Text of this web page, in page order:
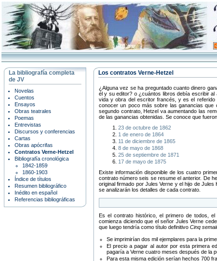
La bibliografía completa
de JV
Novelas
Cuentos
Ensayos
Obras teatrales
Poemas
Entrevistas
Discursos y conferencias
Cartas
Obras apócrifas
Contratos Verne-Hetzel
Bibliografía cronológica
1842-1859
1860-1903
Índice de títulos
Resumen bibliográfico
Inédito en español
Referencias bibliográficas
Los contratos Verne-Hetzel
¿Alguna vez se ha preguntado cuanto dinero
él y su editor? o ¿cuántos libros debía escribir
vida y obra del escritor francés, y es el
conocer un poco más sobre las ganancias
segundo contrato, Hetzel va aumentando las
de las ganancias obtenidas. Se conoce que
23 de octubre de 1862
1 de enero de 1864
11 de diciembre de 1865
8 de mayo de 1868
25 de septiembre de 1871
17 de mayo de 1875
Existe información disponible de los cuatro
contrato número seis se resume el anterior. De
original firmado por Jules Verne y el hijo de
se analizarán los detalles de cada contrato.
Es el contrato histórico, el primero de todos,
comienza diciendo que el señor Jules Verne
que luego tendría como título definitivo Cinq
Se imprimirían dos mil ejemplares para la
El precio a pagar al autor por esta primera
pagaría a Verne cuatro meses después de la
Para esta misma edición serían hechos 700